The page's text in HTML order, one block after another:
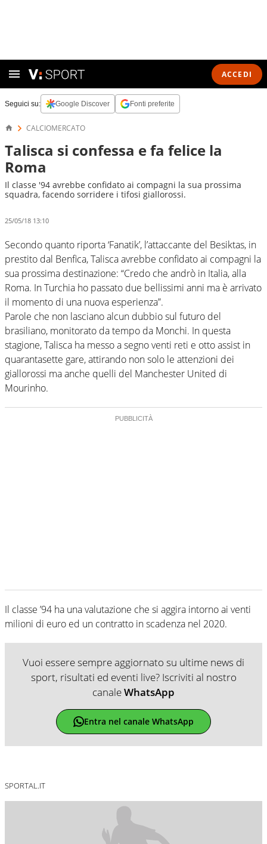
ACCEDI
Seguici su: Google Discover Fonti preferite
CALCIOMERCATO
Talisca si confessa e fa felice la
Roma
Il classe '94 avrebbe confidato ai compagni la sua prossima
squadra, facendo sorridere i tifosi giallorossi.
25/05/18 13:10
Secondo quanto riporta ‘Fanatik’, l’attaccante del Besiktas, in
prestito dal Benfica, Talisca avrebbe confidato ai compagni la
sua prossima destinazione: “Credo che andrò in Italia, alla
Roma. In Turchia ho passato due bellissimi anni ma è arrivato
il momento di una nuova esperienza”.
Parole che non lasciano alcun dubbio sul futuro del
brasiliano, monitorato da tempo da Monchi. In questa
stagione, Talisca ha messo a segno venti reti e otto assist in
quarantasette gare, attirando non solo le attenzioni dei
giallorossi ma anche quelli del Manchester United di
Mourinho.
Il classe ’94 ha una valutazione che si aggira intorno ai venti
milioni di euro ed un contratto in scadenza nel 2020.
Vuoi essere sempre aggiornato su ultime news di
sport, risultati ed eventi live? Iscriviti al nostro
canaleWhatsApp
Entra nel canale WhatsApp
SPORTAL.IT